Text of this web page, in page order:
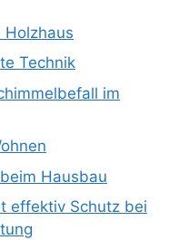
Holzhaus
Technik
im
Hausbau
effektiv Schutz bei